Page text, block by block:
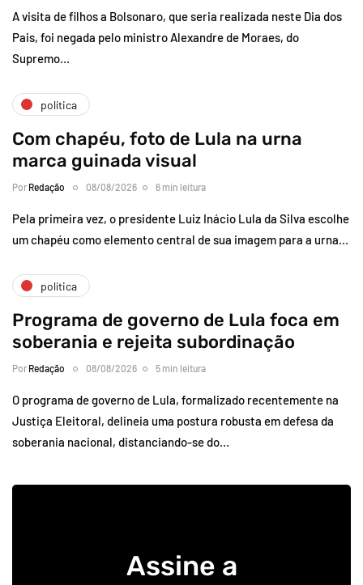
A visita de filhos a Bolsonaro, que seria realizada neste Dia dos
Pais, foi negada pelo ministro Alexandre de Moraes, do
Supremo…
política
Com chapéu, foto de Lula na urna
marca guinada visual
Por Redação 08/08/2026 6 min leitura
Pela primeira vez, o presidente Luiz Inácio Lula da Silva escolhe
um chapéu como elemento central de sua imagem para a urna…
política
Programa de governo de Lula foca em
soberania e rejeita subordinação
Por Redação 08/08/2026 5 min leitura
O programa de governo de Lula, formalizado recentemente na
Justiça Eleitoral, delineia uma postura robusta em defesa da
soberania nacional, distanciando-se do…
Assine a